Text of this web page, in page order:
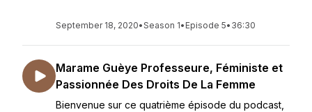
September 18, 2020•Season 1• Episode 5• 36:30
Marame Guèye Professeure, Féministe et
Passionnée Des Droits De La Femme
Bienvenue sur ce quatrième épisode du podcast,